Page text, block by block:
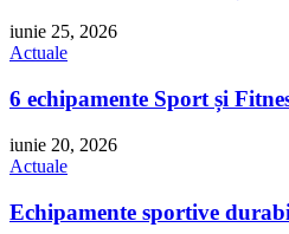
iunie 25, 2026
Actuale
6 echipamente Sport și
iunie 20, 2026
Actuale
Echipamente sportive